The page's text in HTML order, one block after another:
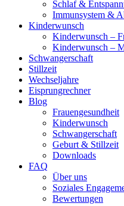
Schlaf &
Immunsystem &
Kinderwunsch
Kinderwunsch –
Kinderwunsch –
Schwangerschaft
Stillzeit
Wechseljahre
Eisprungrechner
Blog
Frauengesundheit
Kinderwunsch
Schwangerschaft
Geburt & Stillzeit
Downloads
FAQ
Über uns
Soziales
Bewertungen